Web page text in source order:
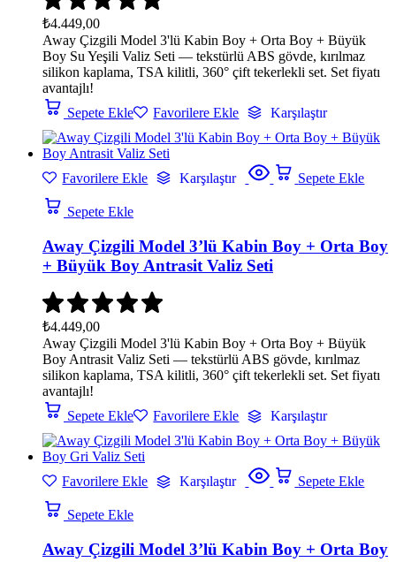
₺4.449,00
Away Çizgili Model 3'lü Kabin Boy + Orta Boy + Büyük
Boy Su Yeşili Valiz Seti — tekstürlü ABS gövde, kırılmaz
silikon kaplama, TSA kilitli, 360° çift tekerlekli set. Set fiyatı
avantajlı!
Sepete Ekle
Favorilere Ekle Karşılaştır
Favorilere Ekle Karşılaştır Sepete Ekle
Sepete Ekle
Away Çizgili Model 3’lü Kabin Boy + Orta Boy
+ Büyük Boy Antrasit Valiz Seti
₺4.449,00
Away Çizgili Model 3'lü Kabin Boy + Orta Boy + Büyük
Boy Antrasit Valiz Seti — tekstürlü ABS gövde, kırılmaz
silikon kaplama, TSA kilitli, 360° çift tekerlekli set. Set fiyatı
avantajlı!
Sepete Ekle
Favorilere Ekle Karşılaştır
Favorilere Ekle Karşılaştır Sepete Ekle
Sepete Ekle
Away Çizgili Model 3’lü Kabin Boy + Orta Boy